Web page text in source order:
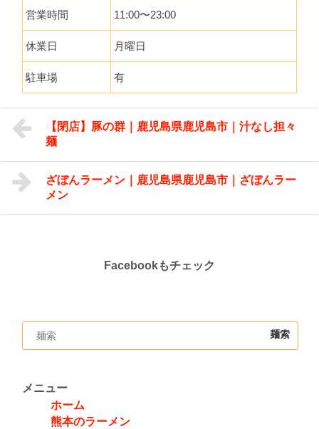
営業時間 11:00〜23:00
休業日 月曜日
駐車場 有
【閉店】豚の群｜鹿児島県鹿児島市｜汁なし担々
麺
ざぼんラーメン｜鹿児島県鹿児島市｜ざぼんラー
メン
Facebookもチェック
メニュー
ホーム
熊本のラーメン